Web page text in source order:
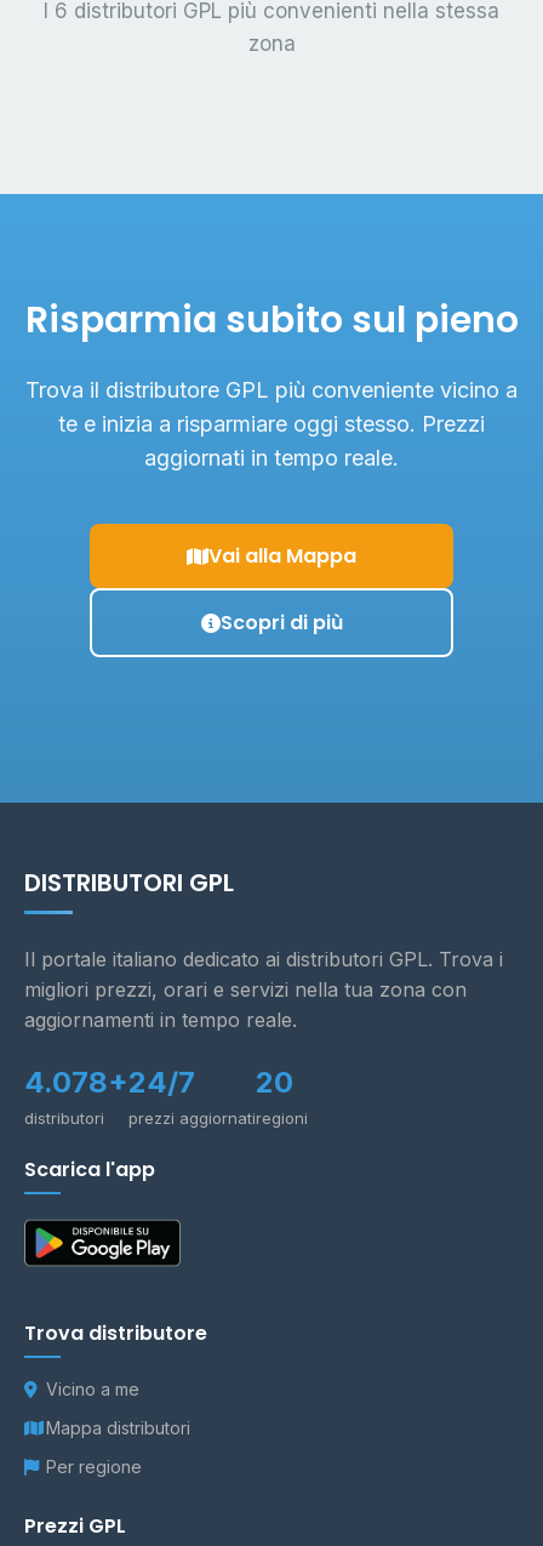
I 6 distributori GPL più convenienti nella stessa
zona
Risparmia subito sul pieno
Trova il distributore GPL più conveniente vicino a
te e inizia a risparmiare oggi stesso. Prezzi
aggiornati in tempo reale.
Vai alla Mappa
Scopri di più
DISTRIBUTORI GPL
Il portale italiano dedicato ai distributori GPL. Trova i
migliori prezzi, orari e servizi nella tua zona con
aggiornamenti in tempo reale.
4.078+
distributori
24/7
prezzi aggiornati
20
regioni
Scarica l'app
Trova distributore
Vicino a me
Mappa distributori
Per regione
Prezzi GPL